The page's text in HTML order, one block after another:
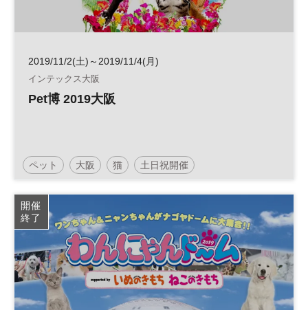
2019/11/2(土)～2019/11/4(月)
インテックス大阪
Pet博 2019大阪
ペット 大阪 猫 土日祝開催
開催
終了